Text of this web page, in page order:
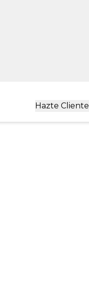
Hazte Cliente